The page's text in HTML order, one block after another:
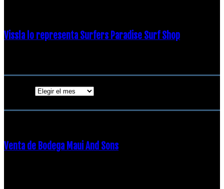
Vissla lo representa Surfers Paradise Surf Shop
Venta de Bodega Maui And Sons